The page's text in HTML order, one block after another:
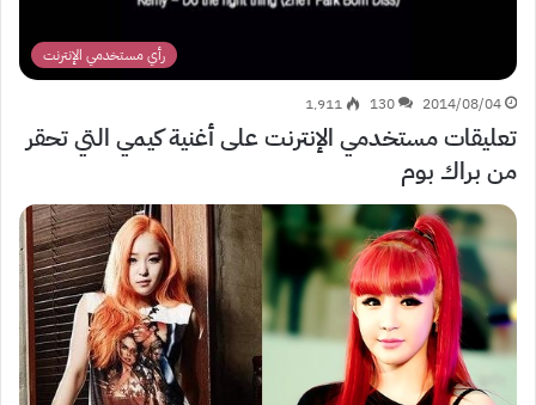
رأي مستخدمي الإنترنت
2014/08/04
130 1٬911
تعليقات مستخدمي الإنترنت على أغنية كيمي التي تحقر
من براك بوم